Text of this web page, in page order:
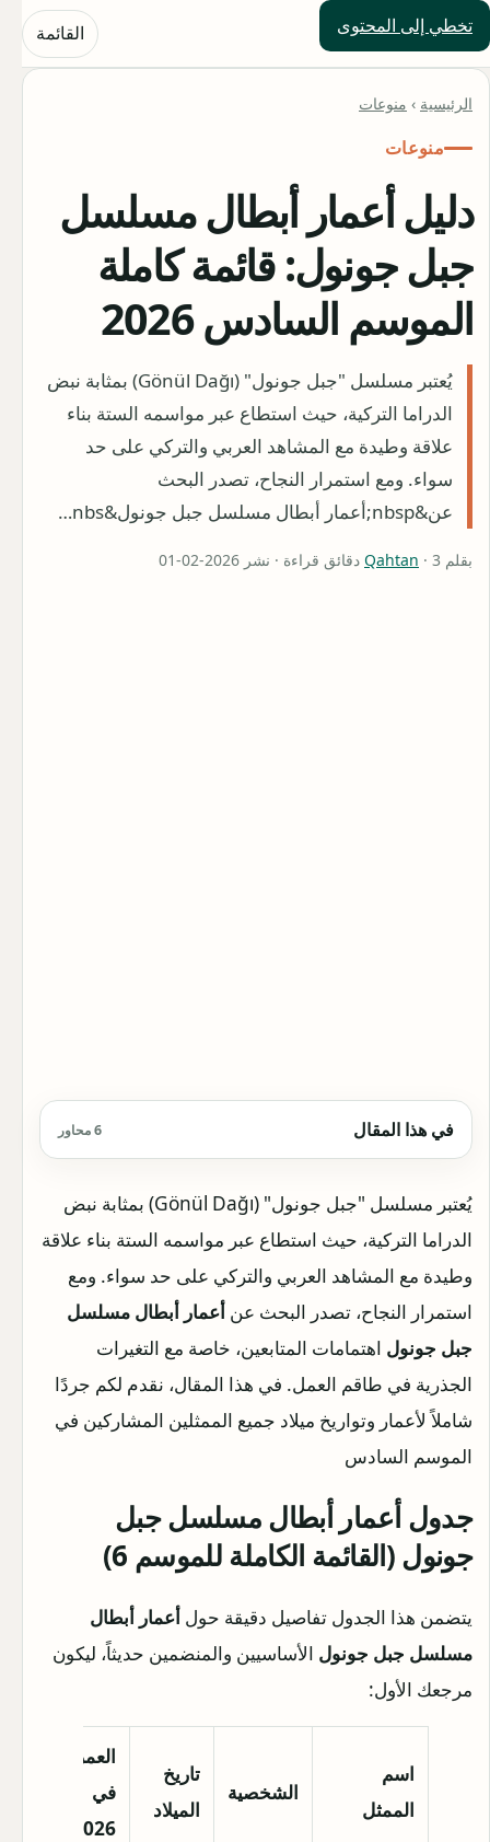
تخطي إلى المحتوى
حلول العالم القائمة
الرئيسية › منوعات
منوعات
دليل أعمار أبطال مسلسل
جبل جونول: قائمة كاملة
الموسم السادس 2026
يُعتبر مسلسل "جبل جونول" (Gönül Dağı) بمثابة نبض
الدراما التركية، حيث استطاع عبر مواسمه الستة بناء
علاقة وطيدة مع المشاهد العربي والتركي على حد
سواء. ومع استمرار النجاح، تصدر البحث
عن&nbsp;أعمار أبطال مسلسل جبل جونول&nbs…
بقلم Qahtan · 3 دقائق قراءة · نشر 2026-02-01
في هذا المقال 6 محاور
يُعتبر مسلسل "جبل جونول" (Gönül Dağı) بمثابة نبض
الدراما التركية، حيث استطاع عبر مواسمه الستة بناء علاقة
وطيدة مع المشاهد العربي والتركي على حد سواء. ومع
استمرار النجاح، تصدر البحث عن أعمار أبطال مسلسل
جبل جونول اهتمامات المتابعين، خاصة مع التغيرات
الجذرية في طاقم العمل. في هذا المقال، نقدم لكم جردًا
شاملاً لأعمار وتواريخ ميلاد جميع الممثلين المشاركين في
الموسم السادس
جدول أعمار أبطال مسلسل جبل
جونول (القائمة الكاملة للموسم 6)
يتضمن هذا الجدول تفاصيل دقيقة حول أعمار أبطال
مسلسل جبل جونول الأساسيين والمنضمين حديثاً، ليكون
مرجعك الأول:
اسم
الممثل
الشخصية
تاريخ
الميلاد
العمر
في
2026